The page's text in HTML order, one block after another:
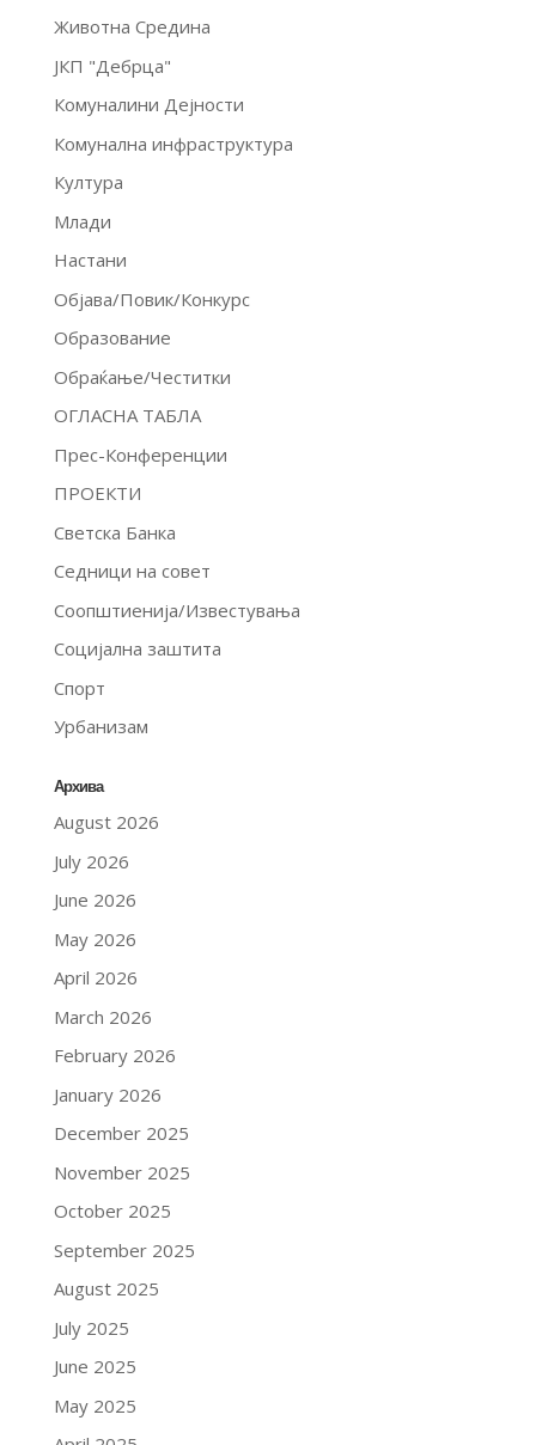
Животна Средина
ЈКП "Дебрца"
Комуналини Дејности
Комунална инфраструктура
Култура
Млади
Настани
Објава/Повик/Конкурс
Образование
Обраќање/Честитки
ОГЛАСНА ТАБЛА
Прес-Конференции
ПРОЕКТИ
Светска Банка
Седници на совет
Соопштиенија/Известувања
Социјална заштита
Спорт
Урбанизам
Архива
August 2026
July 2026
June 2026
May 2026
April 2026
March 2026
February 2026
January 2026
December 2025
November 2025
October 2025
September 2025
August 2025
July 2025
June 2025
May 2025